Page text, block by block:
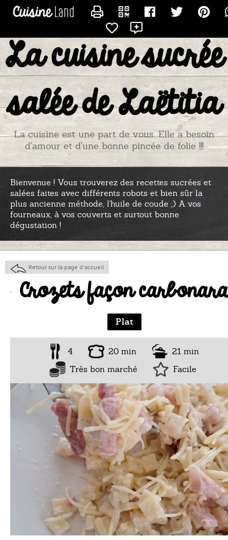
La cuisine sucrée
salée de Laëtitia
La cuisine est une part de vous. Elle a besoin
d'amour et d'une bonne pincée de folie !!!
Bienvenue ! Vous trouverez des recettes sucrées et
salées faites avec différents robots et bien sûr la
plus ancienne méthode, l'huile de coude ;) A vos
fourneaux, à vos couverts et surtout bonne
dégustation !
Retour sur la page d'accueil
Crozets façon carbonara
Plat
4 20 min
21 min
Très bon marché
Facile
CONTACTER TITIADU25